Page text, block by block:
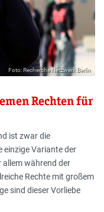
Foto: Recherche Netzwerk Berlin
Rechten für
ist zwar die
einzige Variante der
während der
Rechte mit großem
sind dieser Vorliebe